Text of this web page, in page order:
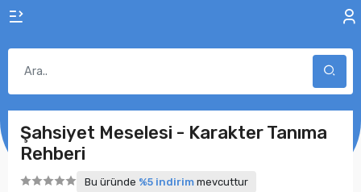
Şahsiyet Meselesi - Karakter Tanıma
Rehberi
Bu üründe %5 indirim mevcuttur